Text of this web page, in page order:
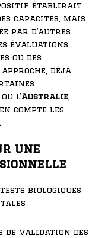
établirait
capacités, mais
par d’autres
évaluations
ou des
déjà
ou l’Australie
compte les
une
biologiques
de validation des